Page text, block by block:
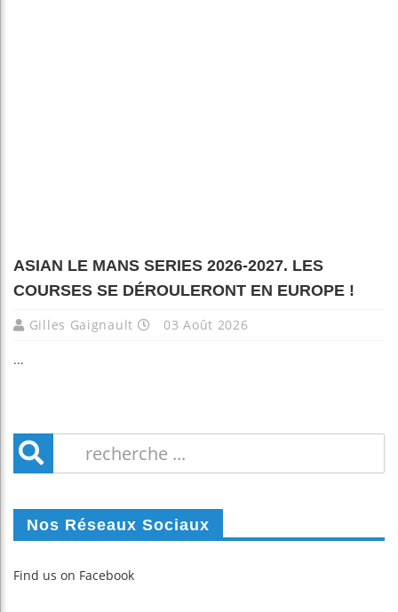
ASIAN LE MANS SERIES 2026-2027. LES
COURSES SE DÉROULERONT EN EUROPE !
Gilles Gaignault 03 Août 2026
...
Nos Réseaux Sociaux
Find us on Facebook